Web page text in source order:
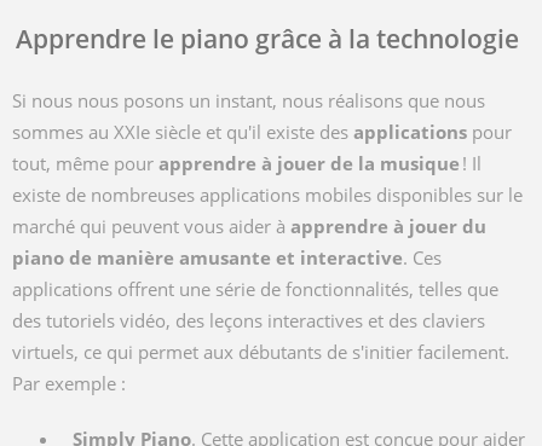
Apprendre le piano grâce à la technologie
Si nous nous posons un instant, nous réalisons que nous
sommes au XXIe siècle et qu'il existe des applications pour
tout, même pour apprendre à jouer de la musique ! Il
existe de nombreuses applications mobiles disponibles sur le
marché qui peuvent vous aider à apprendre à jouer du
piano de manière amusante et interactive. Ces
applications offrent une série de fonctionnalités, telles que
des tutoriels vidéo, des leçons interactives et des claviers
virtuels, ce qui permet aux débutants de s'initier facilement.
Par exemple :
Simply Piano. Cette application est conçue pour aider